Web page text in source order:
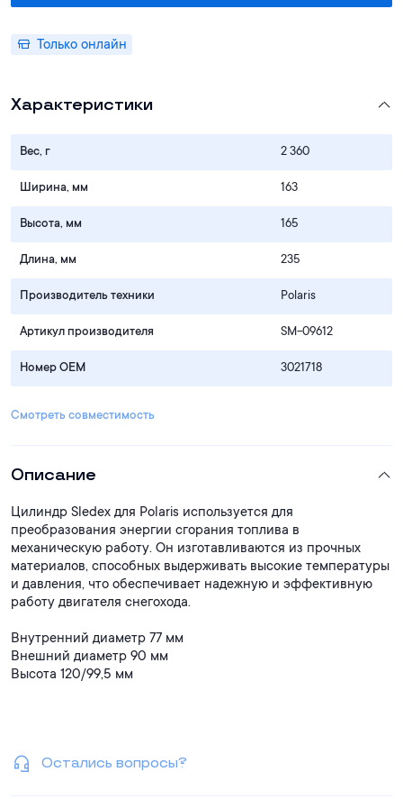
Только онлайн
Характеристики
Вес, г 2 360
Ширина, мм 163
Высота, мм 165
Длина, мм 235
Производитель техники Polaris
Артикул производителя SM-09612
Номер OEM 3021718
Смотреть совместимость
Описание
Цилиндр Sledex для Polaris используется для
преобразования энергии сгорания топлива в
механическую работу. Он изготавливаются из прочных
материалов, способных выдерживать высокие температуры
и давления, что обеспечивает надежную и эффективную
работу двигателя снегохода.
Внутренний диаметр 77 мм
Внешний диаметр 90 мм
Высота 120/99,5 мм
Остались вопросы?